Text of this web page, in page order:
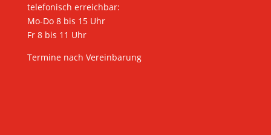
telefonisch erreichbar:
Mo-Do 8 bis 15 Uhr
Fr 8 bis 11 Uhr
Termine nach Vereinbarung